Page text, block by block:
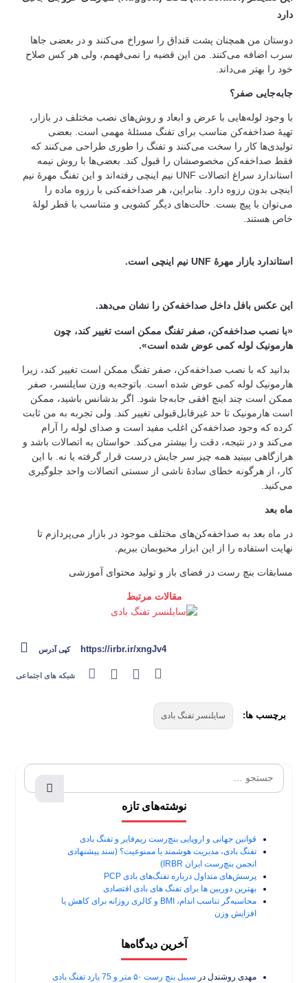
دارد
دوستان من همچنان پشت قنداق را سوراخ می‌کنند و در بعضی جاها
سرب اضافه می‌کنند. من این قضیه را نمی‌فهمم، ولی هر کس صلاح
خود را بهتر می‌داند.
جابه‌جایی صفر؟
با وجود لوله‌هایی با عرض و ابعاد و روش‌های نصب مختلف در بازار،
تهیۀ صداخفه‌کن مناسب برای تفنگ مسئلۀ مهمی است. بعضی
تولیدی‌ها کار را سخت می‌کنند و تفنگ را طوری طراحی می‌کنند که
فقط صداخفه‌کن مخصوصشان را قبول کند. بعضی‌ها با روش نیمه
استاندارد سراغ اتصالات UNF نیم اینچی رفته‌اند و این تفنگ مهرۀ نیم
اینچی بدون رزوه دارد. بنابراین، هر صداخفه‌کنی با رزوه ماده را
می‌توان با پیچ بست. حالت‌های دیگر کشویی و متناسب با قطر لولۀ
خاص هستند.
استاندارد بازار مهرۀ UNF نیم اینچی است.
این عکس بافل داخل صداخفه‌کن را نشان می‌دهد.
«با نصب صداخفه‌کن، صفر تفنگ ممکن است تغییر کند، چون
هارمونیک لوله کمی عوض شده است».
بدانید که با نصب صداخفه‌کن، صفر تفنگ ممکن است تغییر کند، زیرا
هارمونیک لوله کمی عوض شده است. باتوجه‌به وزن سایلنسر، صفر
ممکن است چند اینچ افقی جابه‌جا شود. اگر بدشانس باشید، ممکن
است هارمونیک تا حد غیرقابل‌قبولی تغییر کند. ولی تجربه به من ثابت
کرده که وجود صداخفه‌کن اغلب مفید است و صدای لوله را آرام
می‌کند و در نتیجه، دقت را بیشتر می‌کند. حواستان به اتصالات باشد و
هرازگاهی ببینید همه چیز سر جایش درست قرار گرفته یا نه. با این
کار، از هرگونه خطای سادۀ ناشی از سستی اتصالات واحد جلوگیری
می‌کنید.
ماه بعد
در ماه بعد به صداخفه‌کن‌های مختلف موجود در بازار می‌پردازم تا
نهایت استفاده را از این ابزار محبوبمان ببریم.
مسابقات بنچ رست در فضای باز و تولید محتوای آموزشی
مقالات مرتبط
https://irbr.ir/xngJv4 کپی آدرس
شبکه های اجتماعی
برچسب ها: سایلنسر تفنگ بادی
نوشته‌های تازه
قوانین جهانی و اروپایی بنچ‌رست ریم‌فایر و تفنگ بادی
تفنگ بادی، مدیریت هوشمند یا ممنوعیت؟ (سند پیشنهادی
انجمن بنچ‌رست ایران IRBR)
پرسش‌های متداول درباره تفنگ‌های بادی PCP
بهترین دوربین ها برای تفنگ های بادی اقتصادی
محاسبه‌گر تناسب اندام، BMI و کالری روزانه برای کاهش یا
افزایش وزن
آخرین دیدگاه‌ها
مهدی روشندل در
سیبل بنچ رست ۵۰ متر و 75 یارد تفنگ بادی